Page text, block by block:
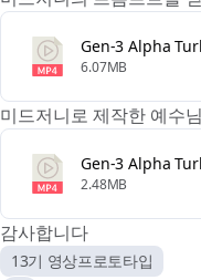
6.07MB
미드저니로 제작한 예수
2.48MB
감사합니다 👍
13기 영상프로토타입